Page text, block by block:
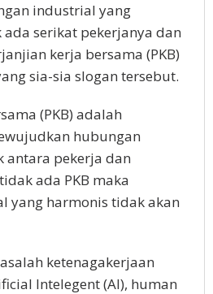
industrial yang
serikat pekerjanya dan
kerja bersama (PKB)
sia-sia slogan tersebut.
(PKB) adalah
hubungan
antara pekerja dan
ada PKB maka
yang harmonis tidak akan
ketenagakerjaan
Intelegent (AI), human